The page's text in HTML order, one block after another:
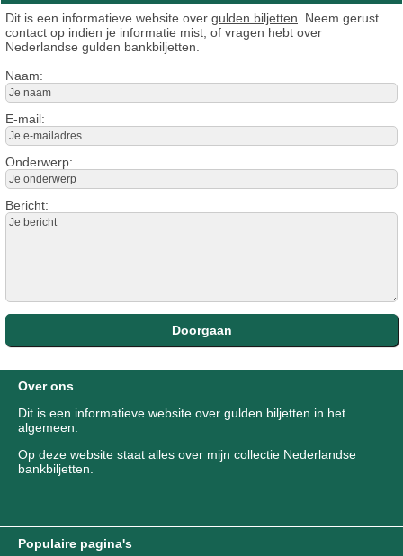
Dit is een informatieve website over gulden biljetten . Neem gerust
contact op indien je informatie mist, of vragen hebt over
Nederlandse gulden bankbiljetten.
Naam:
E-mail:
Onderwerp:
Bericht:
Over ons
Dit is een informatieve website over gulden biljetten in het
algemeen.
Op deze website staat alles over mijn collectie Nederlandse
bankbiljetten.
Populaire pagina's